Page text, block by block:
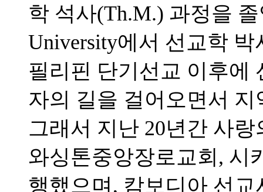
학 석사(Th.M.) 과정을
University에서 선교학
필리핀 단기선교 이후에
자의 길을 걸어오면서
그래서 지난 20년간 사
와싱톤중앙장로교회, 시
행했으며, 캄보디아 선